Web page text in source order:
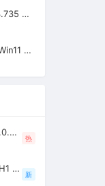
Wise Registry Cleaner Pro 11.3.3.735 绿色便携版（注册表清理工具）
Seelen UI v2.7.4 最新版（Win10/Win11 个性化桌面美化工具）
SEO网站自动发布外链工具 4.0.0.0 吾乐吧优化版（智能代理狂刷外链）
热
VMware Workstation PRO 26H1 中文精简安装注册版 / 完整版（最好用的虚拟机软件）
新